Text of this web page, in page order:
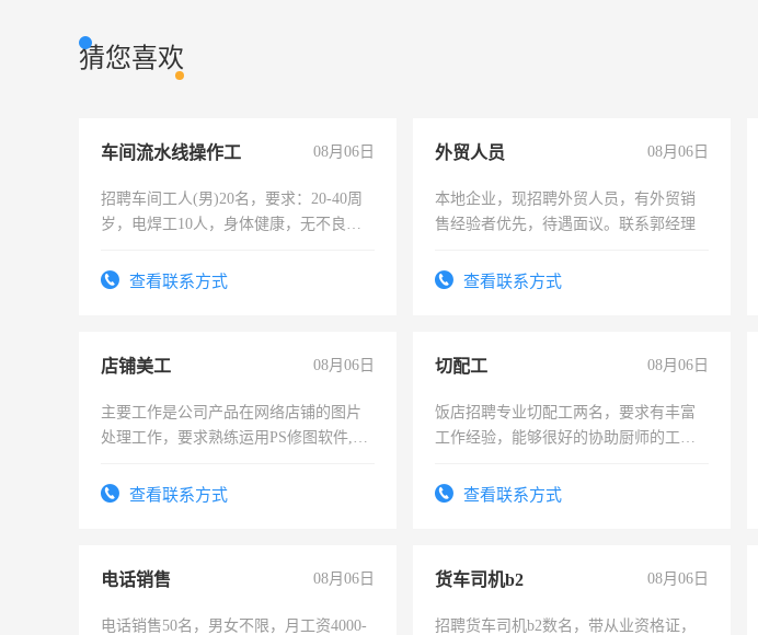
猜您喜欢
车间流水线操作工 08月06日
招聘车间工人(男)20名，要求：20-40周
岁，电焊工10人，身体健康，无不良嗜
宿，免费发放劳保用品，两班倒，每月
查看联系方式
外贸人员 08月06日
本地企业，现招聘外贸人员，有外贸销
售经验者优先，待遇面议。联系郭经理
查看联系方式
店铺美工 08月06日
主要工作是公司产品在网络店铺的图片
处理工作，要求熟练运用PS修图软件,工
查看联系方式
切配工 08月06日
饭店招聘专业切配工两名，要求有丰富
工作经验，能够很好的协助厨师的工
4500。查看联系方式
电话销售 08月06日
电话销售50名，男女不限，月工资4000-
货车司机b2 08月06日
招聘货车司机b2数名，带从业资格证，